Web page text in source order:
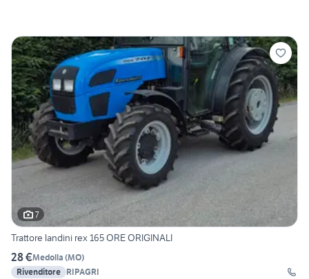
7
Trattore landini rex 165 ORE ORIGINALI
28 €Medolla (MO)
Rivenditore RIPAGRI